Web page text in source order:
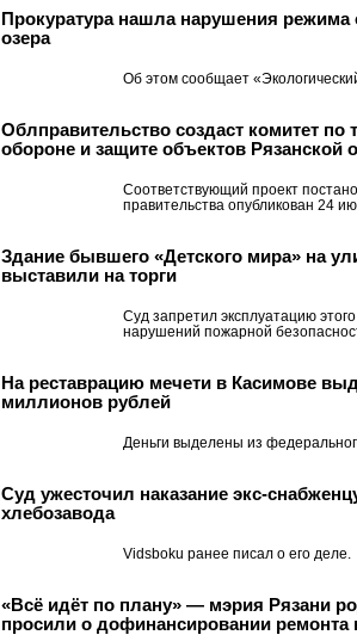
Прокуратура нашла нарушения режима
озера
Об этом сообщает
Облправительство создаст комитет по
обороне и защите объектов Рязанской
Соответствующий проект
правительства опубликован 24
Здание бывшего «Детского мира» на
выставили на торги
Суд запретил эксплуатацию
нарушений пожарной
На реставрацию мечети в Касимове
миллионов рублей
Деньги выделены из
Суд ужесточил наказание экс-
хлебозавода
Vidsboku ранее писал о его деле.
«Всё идёт по плану» — мэрия Рязани
просили о дофинансировании ремонта